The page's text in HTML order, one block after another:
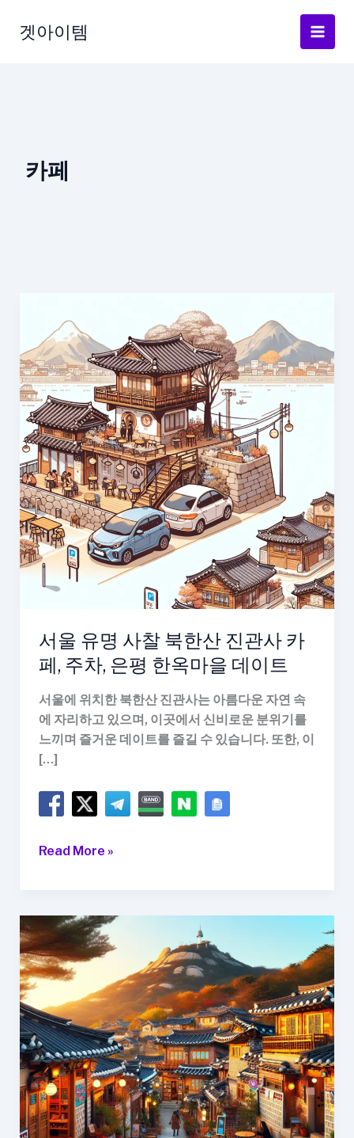
겟아이템
카페
서울 유명 사찰 북한산 진관사 카
페, 주차, 은평 한옥마을 데이트
서울에 위치한 북한산 진관사는 아름다운 자연 속
에 자리하고 있으며, 이곳에서 신비로운 분위기를
느끼며 즐거운 데이트를 즐길 수 있습니다. 또한, 이
[…]
서
사
찰
북
한
산
진
관
사
카
페,
주
Read More »